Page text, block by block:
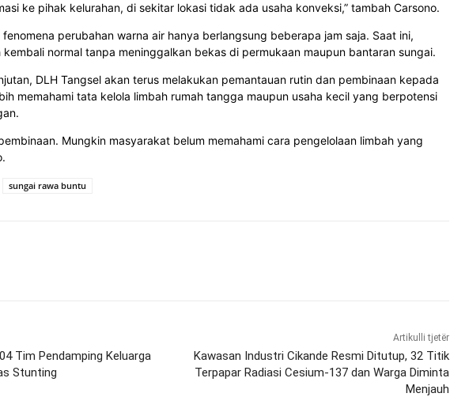
ke pihak kelurahan, di sekitar lokasi tidak ada usaha konveksi,” tambah Carsono.
perubahan warna air hanya berlangsung beberapa jam saja. Saat ini,
kembali normal tanpa meninggalkan bekas di permukaan maupun bantaran sungai.
DLH Tangsel akan terus melakukan pemantauan rutin dan pembinaan kepada
memahami tata kelola limbah rumah tangga maupun usaha kecil yang berpotensi
Mungkin masyarakat belum memahami cara pengelolaan limbah yang
sungai rawa buntu
Tim Pendamping Keluarga
Stunting
Artikulli tjetër
Kawasan Industri Cikande Resmi Ditutup, 32 Titik
Terpapar Radiasi Cesium-137 dan Warga Diminta
Menjauh